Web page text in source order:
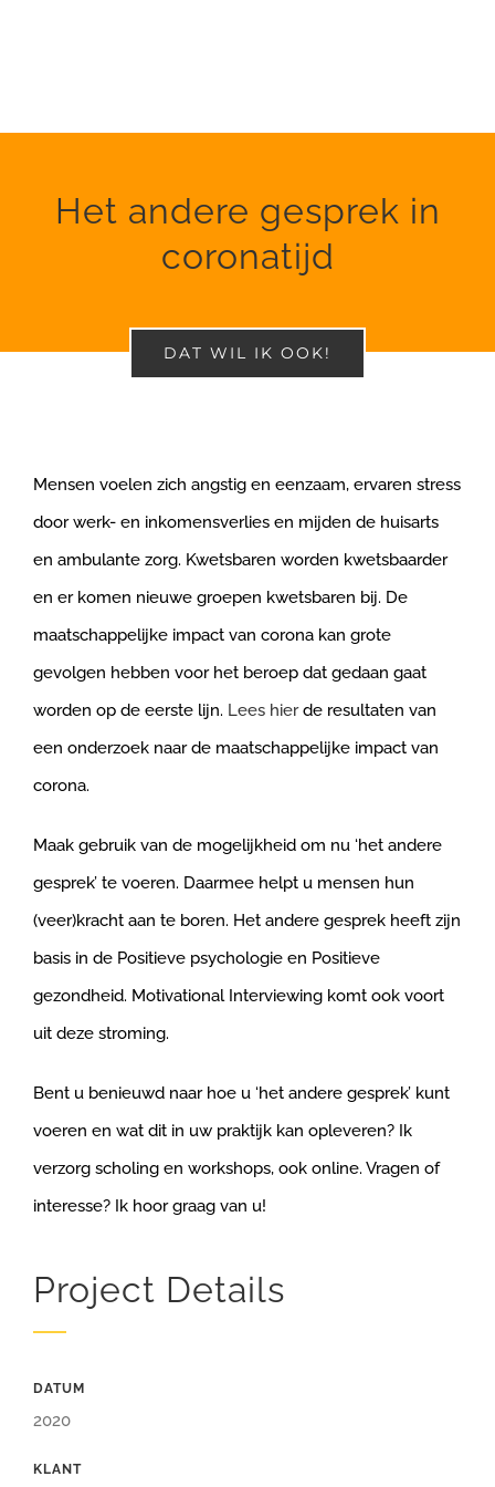
Het andere gesprek in
coronatijd
DAT WIL IK OOK!
Mensen voelen zich angstig en eenzaam, ervaren stress
door werk- en inkomensverlies en mijden de huisarts
en ambulante zorg. Kwetsbaren worden kwetsbaarder
en er komen nieuwe groepen kwetsbaren bij. De
maatschappelijke impact van corona kan grote
gevolgen hebben voor het beroep dat gedaan gaat
worden op de eerste lijn. Lees hierde resultaten van
een onderzoek naar de maatschappelijke impact van
corona.
Maak gebruik van de mogelijkheid om nu ‘het andere
gesprek’ te voeren. Daarmee helpt u mensen hun
(veer)kracht aan te boren. Het andere gesprek heeft zijn
basis in de Positieve psychologie en Positieve
gezondheid. Motivational Interviewing komt ook voort
uit deze stroming.
Bent u benieuwd naar hoe u ‘het andere gesprek’ kunt
voeren en wat dit in uw praktijk kan opleveren? Ik
verzorg scholing en workshops, ook online. Vragen of
interesse? Ik hoor graag van u!
Project Details
DATUM
2020
KLANT